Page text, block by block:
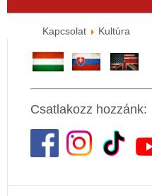
Kapcsolat Kultúra
Csatlakozz hozzánk: